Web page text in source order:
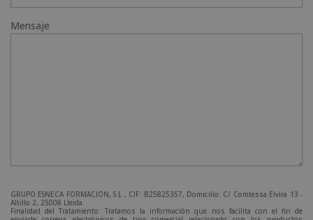
Mensaje
GRUPO ESNECA FORMACIÓN, S.L , CIF: B25825357, Domicilio: C/ Comtessa Elvira 13 -
Altillo 2, 25008 Lleida.
Finalidad del Tratamiento: Tratamos la información que nos facilita con el fin de